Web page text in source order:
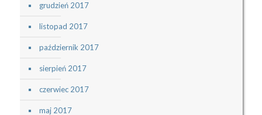
grudzień 2017
listopad 2017
październik 2017
sierpień 2017
czerwiec 2017
maj 2017